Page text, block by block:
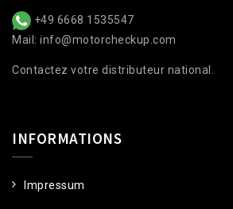
+49 6668 1535547
Mail: info@motorcheckup.com
Contactez votre distributeur national.
INFORMATIONS
Impressum